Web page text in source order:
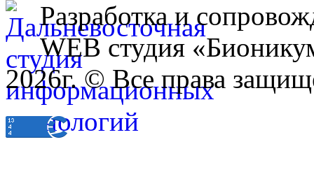
Разработка и
WEB студия
2026г. © Все права